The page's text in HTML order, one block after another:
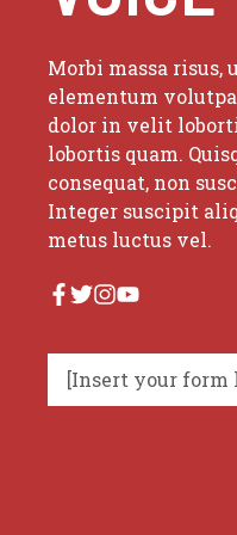
Morbi massa
elementum
dolor in velit
lobortis quam.
consequat, non
Integer suscipit
metus luctus vel.
[Insert your form